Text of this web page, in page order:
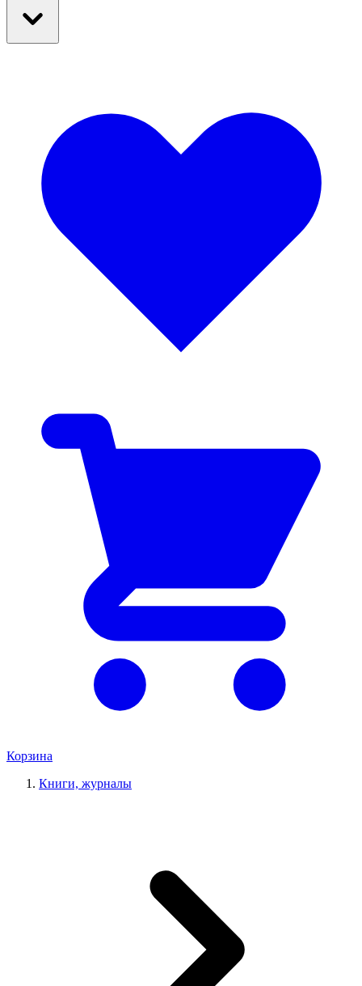
Корзина
Книги, журналы